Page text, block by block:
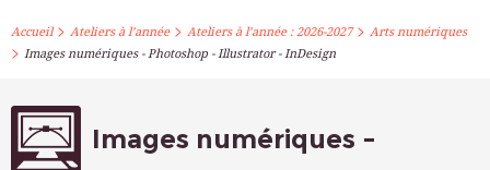
PARIS ATELIERS
ATELIERS À L’ANNÉE
Accueil> Ateliers à l’année> Ateliers à l’année : 2026-2027> Arts numériques
> Images numériques - Photoshop - Illustrator - InDesign
Images numériques -